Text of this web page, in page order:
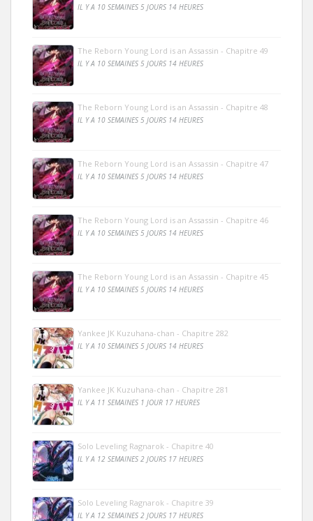
IL Y A 10 SEMAINES 5 JOURS 14 HEURES
The Reborn Young Lord is an Assassin - Chapitre 49
IL Y A 10 SEMAINES 5 JOURS 14 HEURES
The Reborn Young Lord is an Assassin - Chapitre 48
IL Y A 10 SEMAINES 5 JOURS 14 HEURES
The Reborn Young Lord is an Assassin - Chapitre 47
IL Y A 10 SEMAINES 5 JOURS 14 HEURES
The Reborn Young Lord is an Assassin - Chapitre 46
IL Y A 10 SEMAINES 5 JOURS 14 HEURES
The Reborn Young Lord is an Assassin - Chapitre 45
IL Y A 10 SEMAINES 5 JOURS 14 HEURES
Yankee JK Kuzuhana-chan - Chapitre 282
IL Y A 10 SEMAINES 5 JOURS 14 HEURES
Yankee JK Kuzuhana-chan - Chapitre 281
IL Y A 11 SEMAINES 1 JOUR 17 HEURES
Solo Leveling Ragnarok - Chapitre 40
IL Y A 12 SEMAINES 2 JOURS 17 HEURES
Solo Leveling Ragnarok - Chapitre 39
IL Y A 12 SEMAINES 2 JOURS 17 HEURES